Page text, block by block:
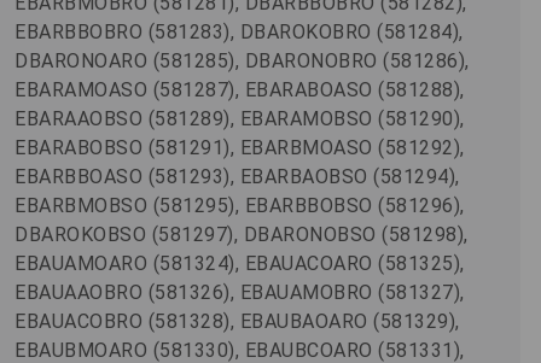
EBARBBOBRO (581283), DBAROKOBRO (581284),
DBARONOARO (581285), DBARONOBRO (581286),
EBARAMOASO (581287), EBARABOASO (581288),
EBARAAOBSO (581289), EBARAMOBSO (581290),
EBARABOBSO (581291), EBARBMOASO (581292),
EBARBBOASO (581293), EBARBAOBSO (581294),
EBARBMOBSO (581295), EBARBBOBSO (581296),
DBAROKOBSO (581297), DBARONOBSO (581298),
EBAUAMOARO (581324), EBAUACOARO (581325),
EBAUAAOBRO (581326), EBAUAMOBRO (581327),
EBAUACOBRO (581328), EBAUBAOARO (581329),
EBAUBMOARO (581330), EBAUBCOARO (581331),